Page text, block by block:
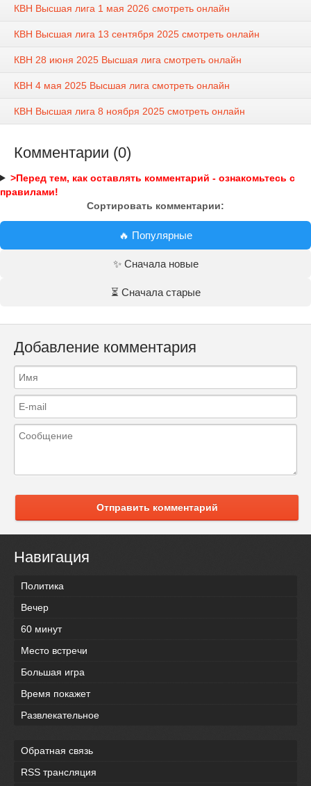
КВН Высшая лига 1 мая 2026 смотреть онлайн
КВН Высшая лига 13 сентября 2025 смотреть онлайн
КВН 28 июня 2025 Высшая лига смотреть онлайн
КВН 4 мая 2025 Высшая лига смотреть онлайн
КВН Высшая лига 8 ноября 2025 смотреть онлайн
Комментарии (0)
>Перед тем, как оставлять комментарий - ознакомьтесь с
правилами!
Сортировать комментарии:
🔥 Популярные
✨ Сначала новые
⏳ Сначала старые
Добавление комментария
Отправить комментарий
Навигация
Политика
Вечер
60 минут
Место встречи
Большая игра
Время покажет
Развлекательное
Обратная связь
RSS трансляция